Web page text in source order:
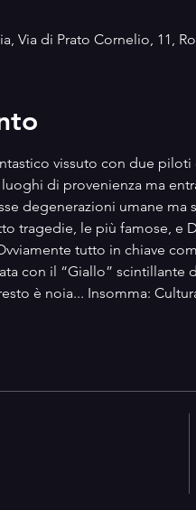
Via di Prato Cornelio, 11,
vissuto con due
luoghi di provenienza ma
degenerazioni umane
tragedie, le più famose, e
tutto in chiave
con il “Giallo”
è noia... Insomma: